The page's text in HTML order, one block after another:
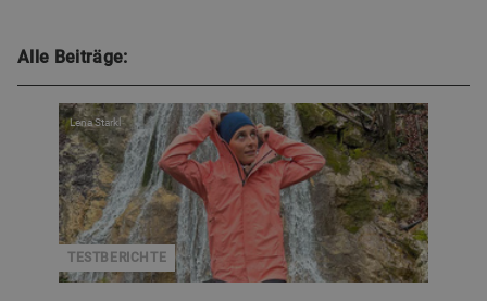
Alle Beiträge:
TESTBERICHTE
Lena Starkl